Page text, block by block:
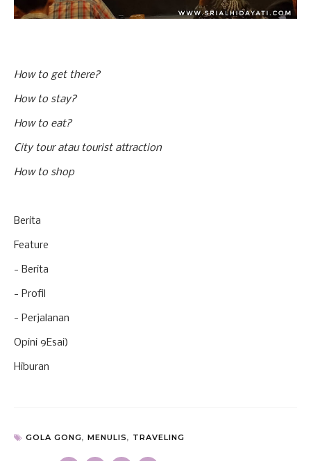
How to get there?
How to stay?
How to eat?
City tour atau tourist attraction
How to shop
Berita
Feature
- Berita
- Profil
- Perjalanan
Opini 9Esai)
Hiburan
GOLA GONG, MENULIS, TRAVELING